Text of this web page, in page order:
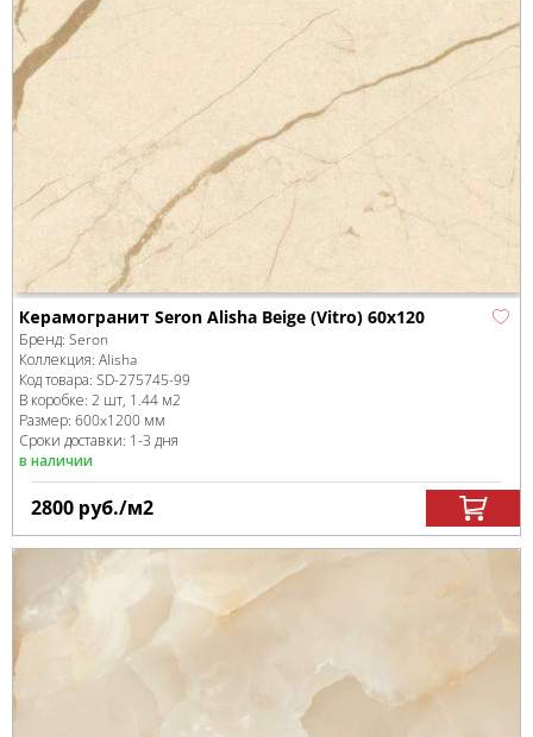
Керамогранит Seron Alisha Beige (Vitro) 60x120
Бренд: Seron
Коллекция: Alisha
Код товара: SD-275745-99
В коробке: 2 шт, 1.44 м2
Размер: 600x1200 мм
Сроки доставки: 1-3 дня
в наличии
2800 руб./м2